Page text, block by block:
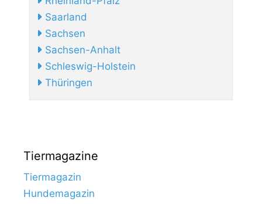
Saarland
Sachsen
Sachsen-Anhalt
Schleswig-Holstein
Thüringen
Tiermagazine
Tiermagazin
Hundemagazin